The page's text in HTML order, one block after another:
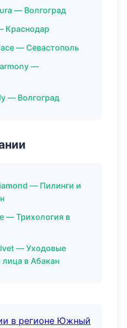
— Волгоград
Краснодар
— Севастополь
—
— Волгоград
— Пилинги и
— Трихология в
— Уходовые
в Абакан
в регионе Южный